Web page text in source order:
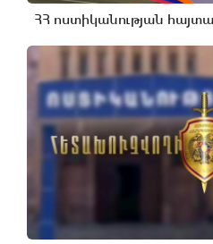
ՀՀ ոստիկանության